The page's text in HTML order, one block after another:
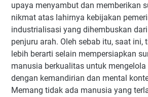
upaya menyambut dan memberikan
nikmat atas lahirnya kebijakan
industrialisasi yang dihembuskan
penjuru arah. Oleh sebab itu, saat ini,
lebih berarti selain mempersiapkan
manusia berkualitas untuk
dengan kemandirian dan mental
Memang tidak ada manusia yang